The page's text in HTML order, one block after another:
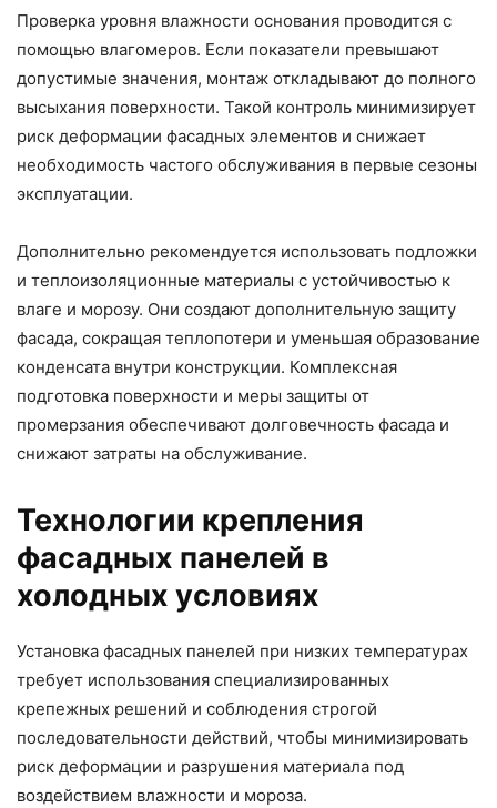
Проверка уровня влажности основания проводится с
помощью влагомеров. Если показатели превышают
допустимые значения, монтаж откладывают до полного
высыхания поверхности. Такой контроль минимизирует
риск деформации фасадных элементов и снижает
необходимость частого обслуживания в первые сезоны
эксплуатации.
Дополнительно рекомендуется использовать подложки
и теплоизоляционные материалы с устойчивостью к
влаге и морозу. Они создают дополнительную защиту
фасада, сокращая теплопотери и уменьшая образование
конденсата внутри конструкции. Комплексная
подготовка поверхности и меры защиты от
промерзания обеспечивают долговечность фасада и
снижают затраты на обслуживание.
Технологии крепления
фасадных панелей в
холодных условиях
Установка фасадных панелей при низких температурах
требует использования специализированных
крепежных решений и соблюдения строгой
последовательности действий, чтобы минимизировать
риск деформации и разрушения материала под
воздействием влажности и мороза.